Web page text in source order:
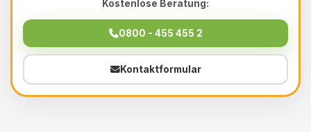
Kostenlose Beratung:
0800 - 455 455 2
Kontaktformular